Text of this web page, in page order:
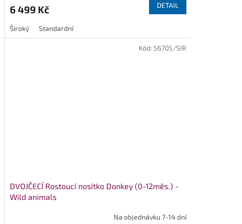
6 499 Kč DETAIL
Široký Standardní
DVOJČECÍ Rostoucí nosítko Donkey (0-12měs.) -
Wild animals
Na objednávku 7-14 dní
Kód: 56705/SIR